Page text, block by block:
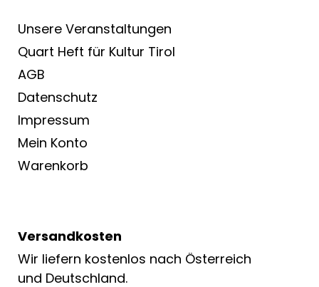
Unsere Veranstaltungen
Quart Heft für Kultur Tirol
AGB
Datenschutz
Impressum
Mein Konto
Warenkorb
Versandkosten
Wir liefern kostenlos nach Österreich
und Deutschland.